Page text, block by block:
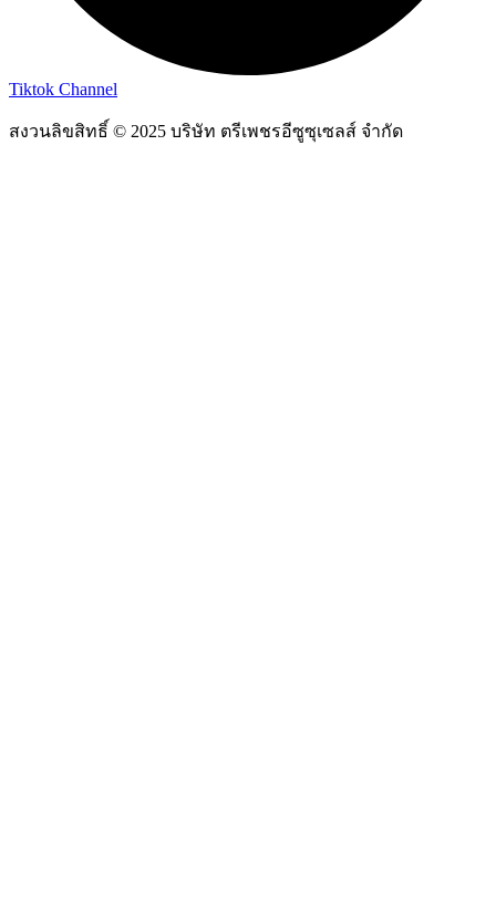
Tiktok Channel
สงวนลิขสิทธิ์ © 2025 บริษัท ตรีเพชรอีซูซุเซลส์ จำกัด